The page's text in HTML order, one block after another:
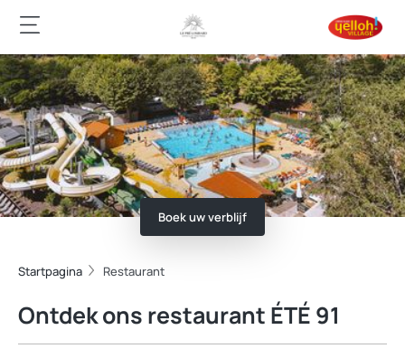
Boek uw verblijf
Startpagina Restaurant
Ontdek ons restaurant ÉTÉ 91